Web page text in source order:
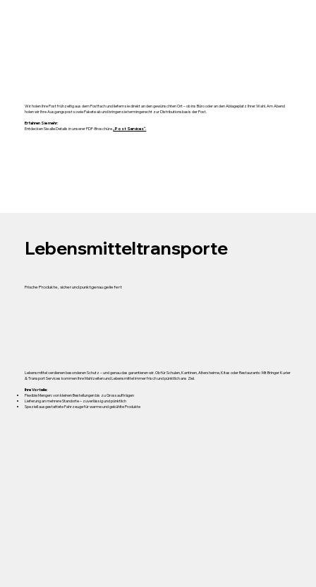
Wir holen Ihre Post frühzeitig aus dem Postfach und liefern sie direkt an den gewünschten Ort – ob ins Büro oder an den Ablageplatz Ihrer Wahl. Am Abend
holen wir Ihre Ausgangspost sowie Pakete ab und bringen sie termingerecht zur Distributionsbasis der Post.
Erfahren Sie mehr:
Entdecken Sie alle Details in unserer PDF-Broschüre „Post Services“.
Lebensmitteltransporte
Frische Produkte, sicher und punktgenau geliefert
Lebensmittel verdienen besonderen Schutz – und genau das garantieren wir. Ob für Schulen, Kantinen, Altersheime, Kitas oder Restaurants: Mit Bringer Kurier
& Transport Services kommen Ihre Mahlzeiten und Lebensmittel immer frisch und pünktlich ans Ziel.
Ihre Vorteile:
Flexible Mengen: von kleinen Bestellungen bis zu Grossaufträgen
Lieferung an mehrere Standorte – zuverlässig und pünktlich
Speziell ausgestattete Fahrzeuge für warme und gekühlte Produkte